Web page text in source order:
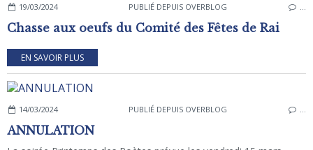
19/03/2024 PUBLIÉ DEPUIS OVERBLOG …
Chasse aux oeufs du Comité des Fêtes de Rai
EN SAVOIR PLUS
14/03/2024 PUBLIÉ DEPUIS OVERBLOG …
ANNULATION